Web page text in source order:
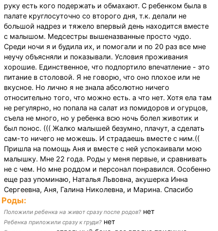
руку есть кого подержать и обмахают. С ребенком была в
палате круглосуточно со второго дня, т.к. делали не
большой надрез и тяжело впервый день находится вместе
с малышом. Медсестры вышеназванные просто чудо.
Среди ночи я и будила их, и помогали и по 20 раз все мне
неучу объясняли и показывали. Условия проживания
хорошие. Единственное, что подпортило впечатление - это
питание в столовой. Я не говорю, что оно плохое или не
вкусное. Но лично я не знала абсолютно ничего
относительно того, что можно есть. а что нет. Хотя ела там
не регулярно, но попала на салат из помидоров и огурцов,
съела не много, но у ребенка всю ночь болел животик и
был понос. ((( Жалко малышей безумно, плачут, а сделать
сам-то ничего не можешь. И страдаешь вместе с ним.((
Пришла на помощь Аня и вместе с ней успокаивали мою
малышку. Мне 22 года. Роды у меня первые, и сравнивать
не с чем. Но мне роддом и персонал понравился. Особенно
еще раз упоминаю, Наталья Львовна, акушерка Инна
Сергеевна, Аня, Галина Николевна, и Марина. Спасибо
Роды:
Положили ребенка на живот сразу после родов? нет
Ребенка приложили сразу к груди? нет